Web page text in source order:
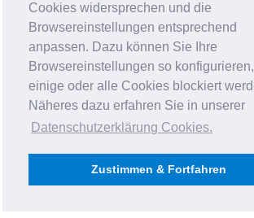
Cookies widersprechen und die
Browsereinstellungen entsprechend
anpassen. Dazu können Sie Ihre
Browsereinstellungen so
einige oder alle Cookies blockiert
Näheres dazu erfahren Sie in unserer
Datenschutzerklärung Cookies.
Zustimmen & Fortfahren